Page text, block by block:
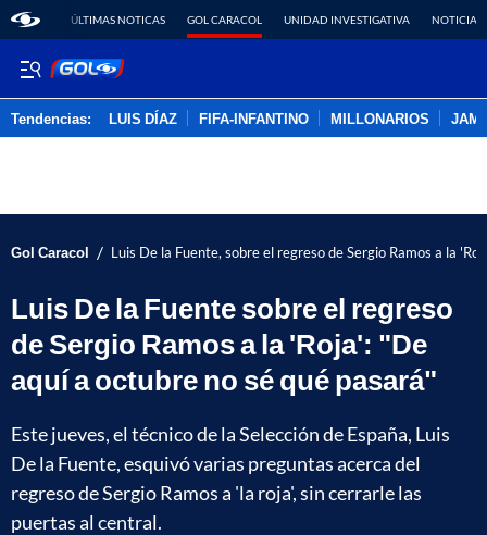
ÚLTIMAS NOTICAS GOL CARACOL UNIDAD INVESTIGATIVA NOTICIAS
Tendencias: LUIS DÍAZ FIFA-INFANTINO MILLONARIOS
Gol Caracol / Luis De la Fuente, sobre el regreso de Sergio Ramos a la
Luis De la Fuente sobre el regreso
de Sergio Ramos a la 'Roja': "De
aquí a octubre no sé qué pasará"
Este jueves, el técnico de la Selección de España, Luis
De la Fuente, esquivó varias preguntas acerca del
regreso de Sergio Ramos a 'la roja', sin cerrarle las
puertas al central.